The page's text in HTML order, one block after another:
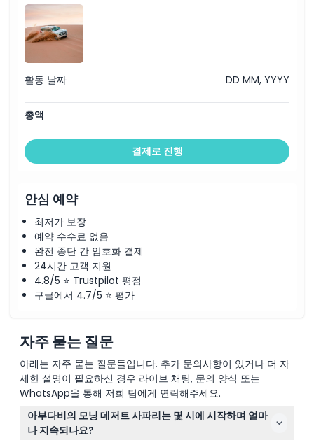
활동 날짜 DD MM, YYYY
총액
결제로 진행
안심 예약
최저가 보장
예약 수수료 없음
완전 종단 간 암호화 결제
24시간 고객 지원
4.8/5 ⭐ Trustpilot 평점
구글에서 4.7/5 ⭐ 평가
자주 묻는 질문
아래는 자주 묻는 질문들입니다. 추가 문의사항이 있거나 더 자
세한 설명이 필요하신 경우 라이브 채팅, 문의 양식 또는
WhatsApp을 통해 저희 팀에게 연락해주세요.
아부다비의 모닝 데저트 사파리는 몇 시에 시작하며 얼마
나 지속되나요?